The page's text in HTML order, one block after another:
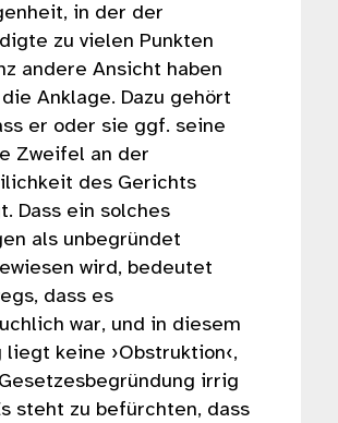
in der der
zu vielen Punkten
andere Ansicht haben
Anklage. Dazu gehört
er oder sie ggf. seine
Zweifel an der
des Gerichts
Dass ein solches
als unbegründet
wird, bedeutet
dass es
war, und in diesem
liegt keine ›Obstruktion‹,
irrig
steht zu befürchten, dass